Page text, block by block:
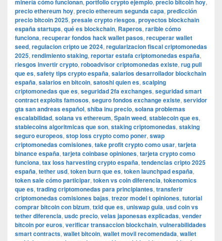
minería cómo funcionan, portfolio crypto ejemplo, precio bitcoin hoy,
precio ethereum hoy, precio ethereum segunda capa, predicción
precio bitcoin 2025, presale crypto riesgos, proyectos blockchain
españa startups, qué es blockchain, Raperos, rarible cómo
funciona, recuperar fondos hack wallet pasos, recuperar wallet
seed, regulacion cripto ue 2024, regularizacion fiscal criptomonedas
2025, rendimiento staking, reportar estafa criptomonedas españa,
riesgos invertir crypto, roboadvisor criptomonedas existe, rug pull
que es, safety tips crypto españa, salarios desarrollador blockchain
españa, salarios en bitcoin, satoshi quien es, scalping
criptomonedas que es, seguridad 2fa exchanges, seguridad smart
contract exploits famosos, seguro fondos exchange existe, servidor
gta san andreas español, shiba inu precio, solana problemas
escalabilidad, solana vs ethereum, Spain weed, stablecoin que es,
stablecoins algoritmicas que son, staking criptomonedas, staking
seguro europeos, stop loss crypto como poner, swap
criptomonedas comisiones, take profit crypto como usar, tarjeta
binance españa, tarjeta coinbase opiniones, tarjeta crypto como
funciona, tax loss harvesting crypto españa, tendencias cripto 2025
españa, tether usd, token burn que es, token launchpad españa,
token sale cómo participar, token vs coin diferencia, tokenomics
que es, trading criptomonedas para principiantes, transferir
criptomonedas comisiones bajas, trezor model t opiniones, tutorial
comprar bitcoin con bizum, txid que es, uniswap guia, usd coin vs
tether diferencia, usdc precio, velas japonesas explicadas, vender
bitcoin por euros, verificar transaccion blockchain, vulnerabilidades
smart contracts, wallet bitcoin, wallet movil recomendada, wallet